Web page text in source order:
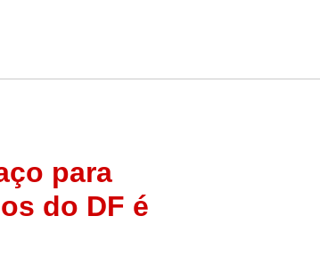
para
do DF é